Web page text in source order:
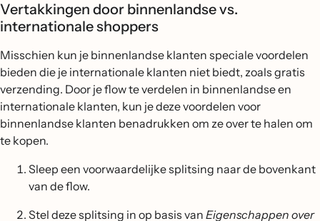
Vertakkingen door binnenlandse vs.
internationale shoppers
Misschien kun je binnenlandse klanten speciale voordelen
bieden die je internationale klanten niet biedt, zoals gratis
verzending. Door je flow te verdelen in binnenlandse en
internationale klanten, kun je deze voordelen voor
binnenlandse klanten benadrukken om ze over te halen om
te kopen.
Sleep een voorwaardelijke splitsing naar de bovenkant
van de flow.
Stel deze splitsing in op basis van Eigenschappen over